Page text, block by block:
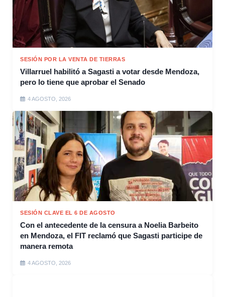
SESIÓN POR LA VENTA DE TIERRAS
Villarruel habilitó a Sagasti a votar desde Mendoza,
pero lo tiene que aprobar el Senado
4 AGOSTO, 2026
SESIÓN CLAVE EL 6 DE AGOSTO
Con el antecedente de la censura a Noelia Barbeito
en Mendoza, el FIT reclamó que Sagasti participe de
manera remota
4 AGOSTO, 2026